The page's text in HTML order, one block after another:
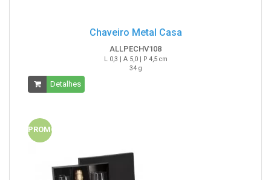
Chaveiro Metal Casa
ALLPECHV108
L 0,3 | A 5,0 | P 4,5 cm
34 g
Detalhes
PROMO